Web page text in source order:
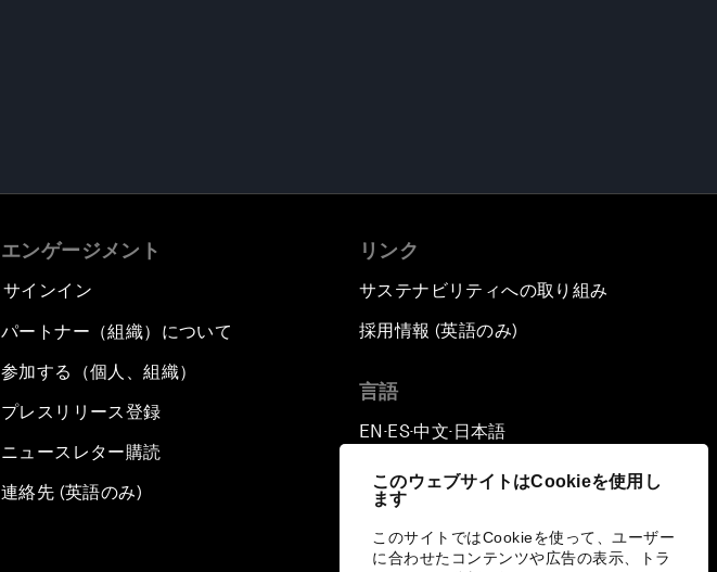
このウェブサイトはCookieを使用し
ます
このサイトではCookieを使って、ユーザー
に合わせたコンテンツや広告の表示、トラ
エンゲージメント
サインイン
パートナー（組織）について
参加する（個人、組織）
プレスリリース登録
ニュースレター購読
連絡先 (英語のみ)
リンク
サステナビリティへの取り組み
採用情報 (英語のみ)
言語
EN ▪ES▪中文▪ 日本語